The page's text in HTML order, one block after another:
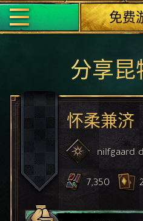
免费
分享昆
怀柔兼济
nilfgaard
7,350